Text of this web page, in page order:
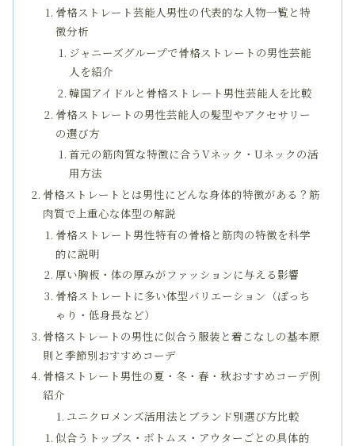
骨格ストレート芸能人男性の代表的な人物一覧と特
徴分析
ジャニーズグループで骨格ストレートの男性芸能
人を紹介
韓国アイドルと骨格ストレート男性芸能人を比較
骨格ストレートの男性芸能人の髪型やアクセサリー
の選び方
首元の筋肉質な特徴に合うVネック・Uネックの活
用方法
骨格ストレートとは男性にどんな身体的特徴がある？筋
肉質で上重心な体型の解説
骨格ストレート男性特有の骨格と筋肉の特徴を科学
的に説明
厚い胸板・体の厚みがファッションに与える影響
骨格ストレートに多い体型バリエーション（ぽっち
ゃり・低身長など）
骨格ストレートの男性に似合う服装と着こなしの基本原
則と季節別おすすめコーデ
骨格ストレート男性の夏・冬・春・秋おすすめコーデ例
紹介
ユニクロメンズ活用法とブランド別選び方比較
似合うトップス・ボトムス・アウターごとの具体的